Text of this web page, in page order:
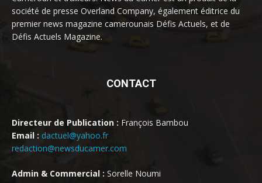
société de presse Overland Company, également éditrice du
premier news magazine camerounais Défis Actuels, et de
Défis Actuels Magazine.
CONTACT
Directeur de Publication : François Bambou
Email : dactuel@yahoo.fr
redaction@newsducamer.com
Admin & Commercial : Sorelle Noumi